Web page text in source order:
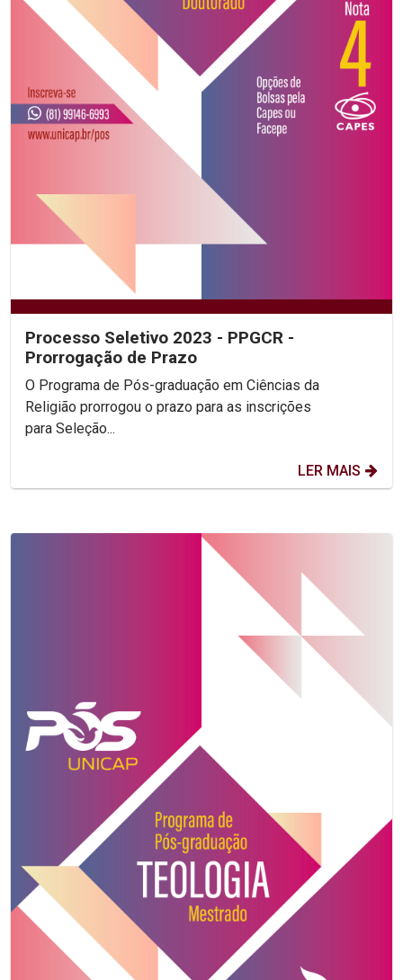
Processo Seletivo 2023 - PPGCR -
Prorrogação de Prazo
O Programa de Pós-graduação em Ciências da
Religião prorrogou o prazo para as inscrições
para Seleção...
LER MAIS